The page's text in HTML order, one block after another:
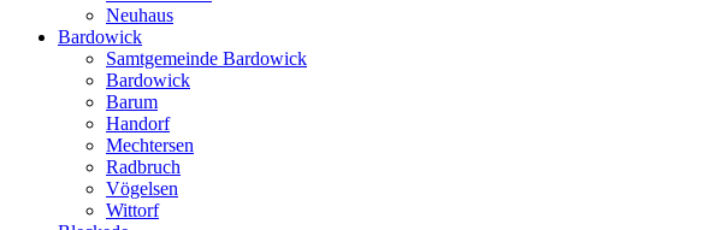
Neuhaus
Bardowick
Samtgemeinde Bardowick
Bardowick
Barum
Handorf
Mechtersen
Radbruch
Vögelsen
Wittorf